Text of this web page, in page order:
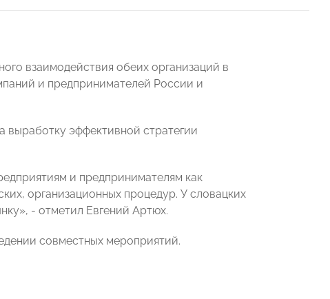
взаимодействия обеих организаций в
и предпринимателей России и
выработку эффективной стратегии
и предпринимателям как
организационных процедур. У словацких
- отметил Евгений Артюх.
совместных мероприятий.